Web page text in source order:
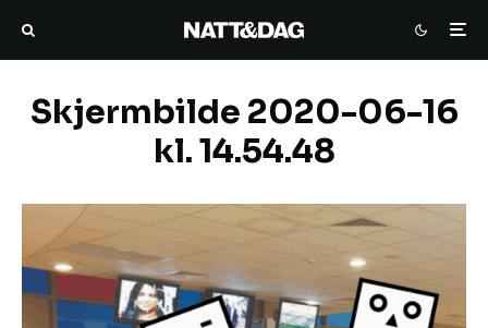
Skjermbilde 2020-06-16
kl. 14.54.48